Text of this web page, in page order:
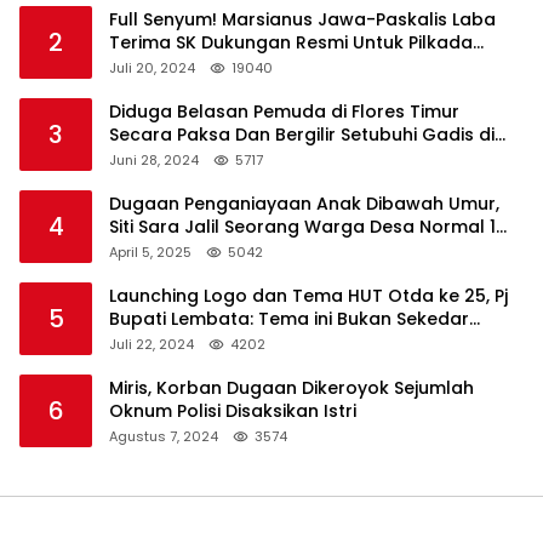
2
Full Senyum! Marsianus Jawa-Paskalis Laba
Terima SK Dukungan Resmi Untuk Pilkada
Lembata
Juli 20, 2024 19040
3
Diduga Belasan Pemuda di Flores Timur
Secara Paksa Dan Bergilir Setubuhi Gadis di
Bawah Umur
Juni 28, 2024 5717
4
Dugaan Penganiayaan Anak Dibawah Umur,
Siti Sara Jalil Seorang Warga Desa Normal 1
Melapor ke Polisi
April 5, 2025 5042
5
Launching Logo dan Tema HUT Otda ke 25, Pj
Bupati Lembata: Tema ini Bukan Sekedar
Refleksi Semalam
Juli 22, 2024 4202
6
Miris, Korban Dugaan Dikeroyok Sejumlah
Oknum Polisi Disaksikan Istri
Agustus 7, 2024 3574